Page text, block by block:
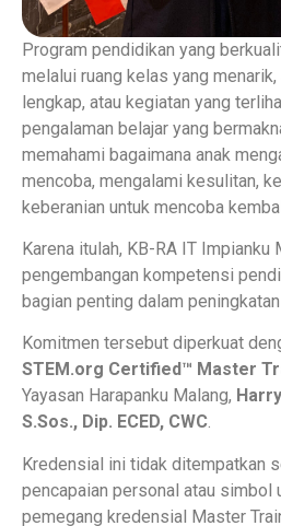
Program pendidikan yang
melalui ruang kelas yang
lengkap, atau kegiatan yang
pengalaman belajar yang
memahami bagaimana anak
mencoba, mengalami kesulitan,
keberanian untuk mencoba
Karena itulah, KB-RA IT Impianku
pengembangan kompetensi
bagian penting dalam
Komitmen tersebut diperkuat
STEM.org Certified™ Master
Yayasan Harapanku Malang,
S.Sos., Dip. ECED, CWC.
Kredensial ini tidak ditempatkan
pencapaian personal atau simbol
pemegang kredensial Master